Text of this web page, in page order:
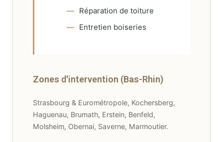
Réparation de toiture
Entretien boiseries
Zones d'intervention (Bas-Rhin)
Strasbourg & Eurométropole, Kochersberg,
Haguenau, Brumath, Erstein, Benfeld,
Molsheim, Obernai, Saverne, Marmoutier.